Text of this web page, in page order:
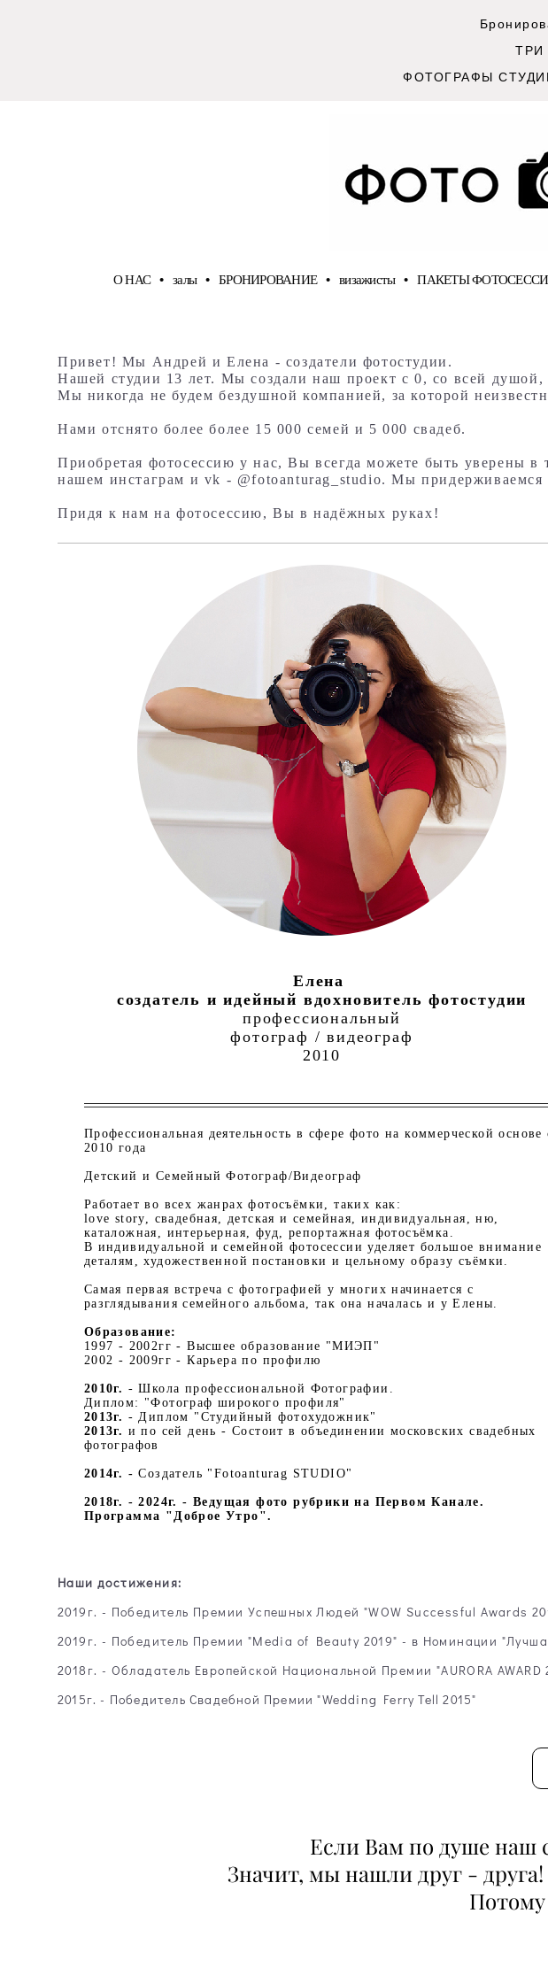
ТРИ
ФОТОГРАФЫ
О НАС • залы • БРОНИРОВАНИЕ • визажисты • ПАКЕТЫ
Привет! Мы Андрей и Елена - создатели фотостудии.
Нашей студии 13 лет. Мы создали наш проект с 0, со всей
Мы никогда не будем бездушной компанией, за которой
Нами отснято более более 15 000 семей и 5 000 свадеб.
Приобретая фотосессию у нас, Вы всегда можете быть уверены
нашем инстаграм и vk - @fotoanturag_studio. Мы придерживаемся
Придя к нам на фотосессию, Вы в надёжных руках!
Елена
создатель и идейный вдохновитель фотостудии
профессиональный
фотограф /видеограф
2010
Профессиональная деятельность в сфере фото на коммерческой основе
2010 года
Детский и Семейный Фотограф/Видеограф
Работает во всех жанрах фотосъёмки, таких как:
love story, свадебная, детская и семейная, индивидуальная, ню,
каталожная, интерьерная, фуд, репортажная фотосъёмка.
В индивидуальной и семейной фотосессии уделяет большое внимание
деталям, художественной постановки и цельному образу съёмки.
Самая первая встреча с фотографией у многих начинается с
разглядывания семейного альбома, так она началась и у Елены.
Образование:
1997 - 2002гг - Высшее образование "МИЭП"
2002 - 2009гг - Карьера по профилю
2010г. - Школа профессиональной Фотографии.
Диплом: "Фотограф широкого профиля"
2013г. - Диплом "Студийный фотохудожник"
2013г. и по сей день - Состоит в объединении московских свадебных
фотографов
2014г. -Создатель "Fotoanturag STUDIO"
2018г. - 2024г.-Ведущая фото рубрики на Первом Канале.
Программа "Доброе Утро".
Наши достижения:
2019г. - Победитель Премии Успешных Людей "WOW Successful Awards
2019г. - Победитель Премии "Media of Beauty 2019" - в Номинации
2018г. - Обладатель Европейской Национальной Премии "AURORA AWARD
2015г. - Победитель Cвадебной Премии "Wedding Ferry Tell 2015"
Если Вам по душе наш
Значит, мы нашли друг -